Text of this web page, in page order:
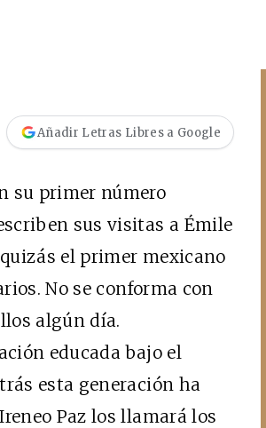
Añadir Letras Libres a Google
su primer número
sus visitas a Émile
el primer mexicano
No se conforma con
algún día.
educada bajo el
esta generación ha
Paz los llamará los
Cine desde los márgenes
EDICIÓN ESPAÑA
SUSCRÍBETE